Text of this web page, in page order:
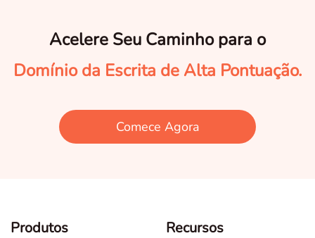
Acelere Seu Caminho para o
Domínio da Escrita de Alta Pontuação.
Comece Agora
Produtos Recursos